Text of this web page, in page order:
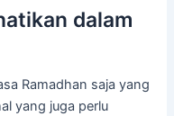
dalam
Ramadhan saja yang
yang juga perlu